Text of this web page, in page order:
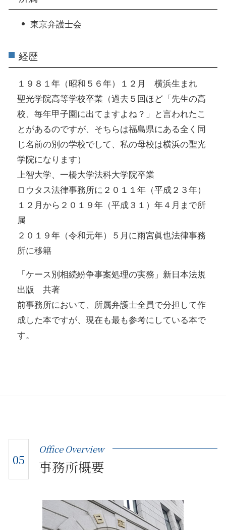
東京弁護士会
経歴
１９８１年（昭和５６年）１２月 横浜生まれ
聖光学院高等学校卒業（過去５回ほど「先生の高
校、毎年甲子園に出てますよね？」と言われたこ
とがあるのですが、そちらは福島県にある全く同
じ名前の別の学校でして、私の母校は横浜の聖光
学院になります）
上智大学、一橋大学法科大学院卒業
ロウタス法律事務所に２０１１年（平成２３年）
１２月から２０１９年（平成３１）年４月まで所
属
２０１９年（令和元年）５月に雨宮眞也法律事務
所に移籍
「ケース別相続紛争事案処理の実務」新日本法規
出版 共著
前事務所において、所属弁護士全員で分担して作
成した本ですが、現在も最も参考にしている本で
す。
05
Office Overview
事務所概要